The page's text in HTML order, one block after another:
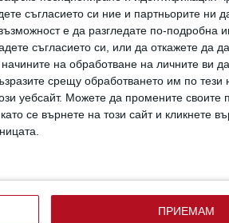
съгласието си ние и партньорите ни
е да разгледате по-подробна
съгласието си, или да откажете да
на обработване на личните ви
срещу обработването им по тези
уебсайт. Можете да промените своите
се върнете на този сайт и кликнете
ПРИЕМАМ